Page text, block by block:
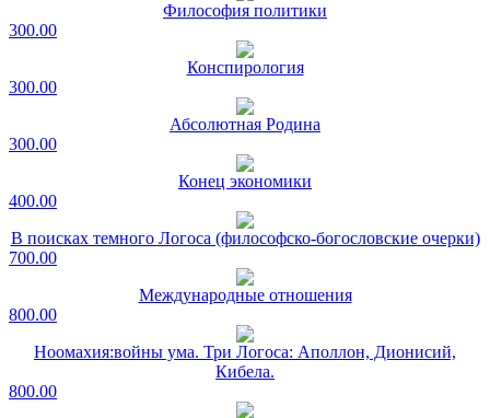
Философия политики
300.00
Конспирология
300.00
Абсолютная Родина
300.00
Конец экономики
400.00
В поисках темного Логоса (философско-богословские очерки)
700.00
Международные отношения
800.00
Ноомахия:войны ума. Три Логоса: Аполлон, Дионисий,
Кибела.
800.00